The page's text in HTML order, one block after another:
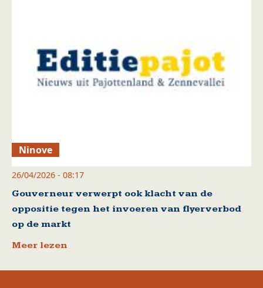
Ninove
26/04/2026 - 08:17
Gouverneur verwerpt ook klacht van de
oppositie tegen het invoeren van flyerverbod
op de markt
Meer lezen